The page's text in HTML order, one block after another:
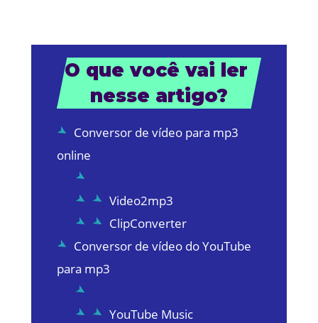
O que você vai ler
nesse artigo?
Conversor de vídeo para mp3
online
Video2mp3
ClipConverter
Conversor de vídeo do YouTube
para mp3
YouTube Music